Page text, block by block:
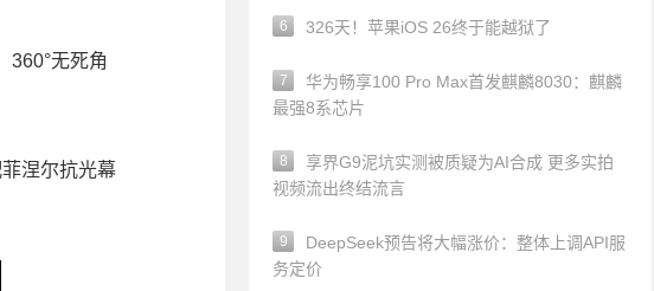
360°无死角
涅尔抗光幕
6 326天！苹果iOS 26终于能越狱了
7
华为畅享100 Pro Max首发麒麟8030：麒麟
最强8系芯片
8
享界G9泥坑实测被质疑为AI合成 更多实拍
视频流出终结流言
9
DeepSeek预告将大幅涨价：整体上调API服
务定价